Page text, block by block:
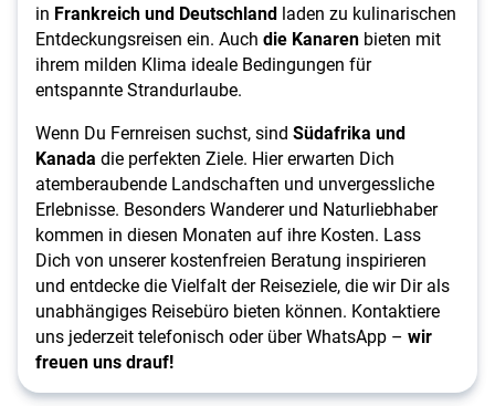
in Frankreich und Deutschland laden zu kulinarischen
Entdeckungsreisen ein. Auch die Kanaren bieten mit
ihrem milden Klima ideale Bedingungen für
entspannte Strandurlaube.
Wenn Du Fernreisen suchst, sind Südafrika und
Kanada die perfekten Ziele. Hier erwarten Dich
atemberaubende Landschaften und unvergessliche
Erlebnisse. Besonders Wanderer und Naturliebhaber
kommen in diesen Monaten auf ihre Kosten. Lass
Dich von unserer kostenfreien Beratung inspirieren
und entdecke die Vielfalt der Reiseziele, die wir Dir als
unabhängiges Reisebüro bieten können. Kontaktiere
uns jederzeit telefonisch oder über WhatsApp – wir
freuen uns drauf!